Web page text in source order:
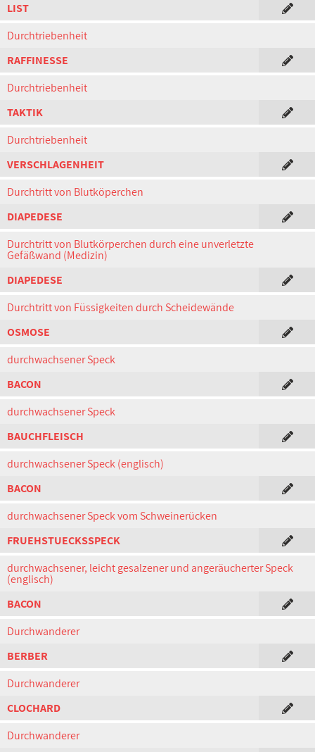
LIST
Durchtriebenheit
RAFFINESSE
Durchtriebenheit
TAKTIK
Durchtriebenheit
VERSCHLAGENHEIT
Durchtritt von Blutköperchen
DIAPEDESE
Durchtritt von Blutkörperchen durch eine unverletzte
Gefäßwand (Medizin)
DIAPEDESE
Durchtritt von Füssigkeiten durch Scheidewände
OSMOSE
durchwachsener Speck
BACON
durchwachsener Speck
BAUCHFLEISCH
durchwachsener Speck (englisch)
BACON
durchwachsener Speck vom Schweinerücken
FRUEHSTUECKSSPECK
durchwachsener, leicht gesalzener und angeräucherter Speck
(englisch)
BACON
Durchwanderer
BERBER
Durchwanderer
CLOCHARD
Durchwanderer